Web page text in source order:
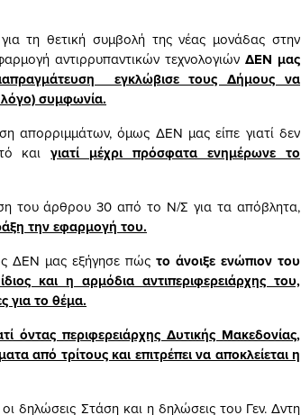
τη θετική συμβολή της νέας μονάδας στην
αντιρρυπαντικών τεχνολογιών ΔΕΝ μας
εγκλώβισε τους Δήμους να
λόγο) συμφωνία.
απορριμμάτων, όμως ΔΕΝ μας είπε γιατί δεν
καιγιατί μέχρι πρόσφατα ενημέρωνε το
του άρθρου 30 από το Ν/Σ για τα απόβλητα,
την εφαρμογή του.
ΔΕΝ μας εξήγησε πώς το άνοιξε ενώπιον του
και η αρμόδια αντιπεριφερειάρχης του,
για το θέμα.
όντας περιφερειάρχης Δυτικής Μακεδονίας,
από τρίτους και επιτρέπει να αποκλείεται η
Στάση και η δηλώσεις του Γεν. Δντη